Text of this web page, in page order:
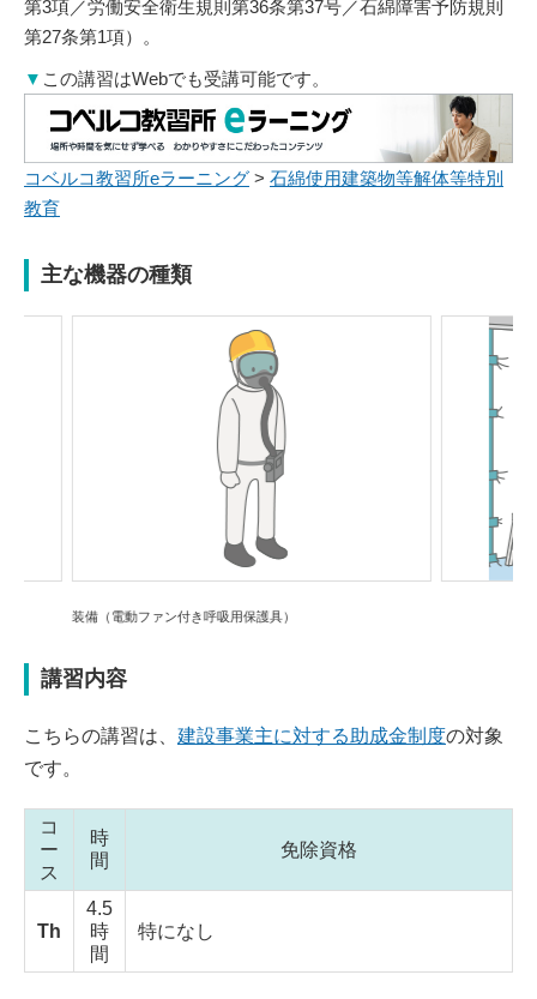
第3項／労働安全衛生規則第36条第37号／石綿障害予防規則
第27条第1項）。
▼ この講習はWebでも受講可能です。
コベルコ教習所eラーニング > 石綿使用建築物等解体等特別
教育
主な機器の種類
呼吸用保護具）
Next
講習内容
こちらの講習は、 建設事業主に対する助成金制度の対象
です。
コ
ー
ス
時
間
免除資格
Th
4.5
時
間
特になし